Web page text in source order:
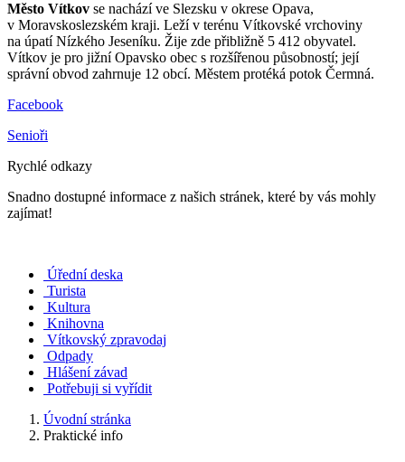
Město Vítkov se nachází ve Slezsku v okrese Opava,
v Moravskoslezském kraji. Leží v terénu Vítkovské vrchoviny
na úpatí Nízkého Jeseníku. Žije zde přibližně 5 412 obyvatel.
Vítkov je pro jižní Opavsko obec s rozšířenou působností; její
správní obvod zahrnuje 12 obcí. Městem protéká potok Čermná.
Facebook
Senioři
Rychlé odkazy
Snadno dostupné informace z našich stránek, které by vás mohly
zajímat!
Úřední deska
Turista
Kultura
Knihovna
Vítkovský zpravodaj
Odpady
Hlášení závad
Potřebuji si vyřídit
Úvodní stránka
Praktické info